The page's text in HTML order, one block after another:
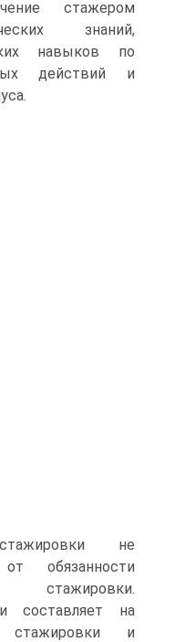
стажером
знаний,
навыков по
действий и
не
обязанности
стажировки.
составляет на
стажировки и